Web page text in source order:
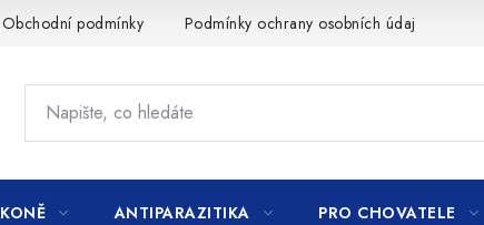
Obchodní podmínky Podmínky ochrany osobních údajů
KONĚ ANTIPARAZITIKA PRO CHOVATELE